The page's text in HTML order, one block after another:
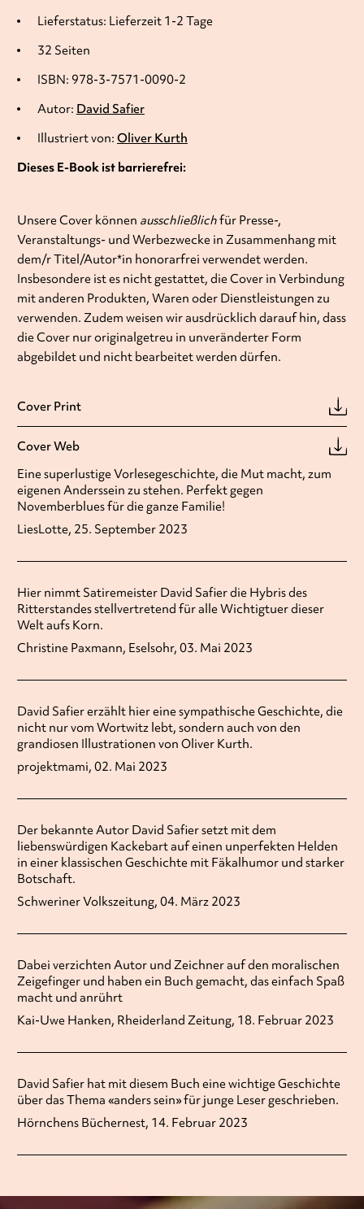
Lieferstatus: Lieferzeit 1-2 Tage
ISBN: 978-3-7571-0090-2
32 Seiten
Autor: David Safier
Illustriert von: Oliver Kurth
Dieses E-Book ist barrierefrei:
Unsere Cover können ausschließlichfür Presse-,
Veranstaltungs- und Werbezwecke in Zusammenhang mit
dem/r Titel/Autor*in honorarfrei verwendet werden.
Insbesondere ist es nicht gestattet, die Cover in Verbindung
mit anderen Produkten, Waren oder Dienstleistungen zu
verwenden. Zudem weisen wir ausdrücklich darauf hin, dass
die Cover nur originalgetreu in unveränderter Form
abgebildet und nicht bearbeitet werden dürfen.
Cover Print
Cover Web
Eine superlustige Vorlesegeschichte, die Mut macht, zum
eigenen Anderssein zu stehen. Perfekt gegen
Novemberblues für die ganze Familie!
LiesLotte, 25. September 2023
Hier nimmt Satiremeister David Safier die Hybris des
Ritterstandes stellvertretend für alle Wichtigtuer dieser
Welt aufs Korn.
Christine Paxmann, Eselsohr, 03. Mai 2023
David Safier erzählt hier eine sympathische Geschichte, die
nicht nur vom Wortwitz lebt, sondern auch von den
grandiosen Illustrationen von Oliver Kurth.
projektmami, 02. Mai 2023
Der bekannte Autor David Safier setzt mit dem
liebenswürdigen Kackebart auf einen unperfekten Helden
in einer klassischen Geschichte mit Fäkalhumor und starker
Botschaft.
Schweriner Volkszeitung, 04. März 2023
Dabei verzichten Autor und Zeichner auf den moralischen
Zeigefinger und haben ein Buch gemacht, das einfach Spaß
macht und anrührt
Kai-Uwe Hanken, Rheiderland Zeitung, 18. Februar 2023
David Safier hat mit diesem Buch eine wichtige Geschichte
über das Thema «anders sein» für junge Leser geschrieben.
Hörnchens Büchernest, 14. Februar 2023